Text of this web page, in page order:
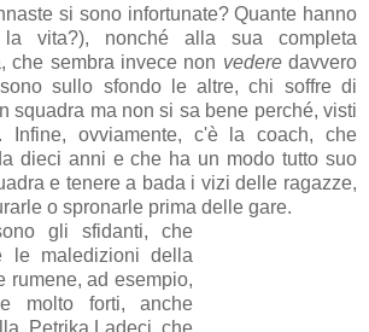
si sono infortunate? Quante hanno
la vita?), nonché alla sua completa
che sembra invece non vederedavvero
sullo sfondo le altre, chi soffre di
squadra ma non si sa bene perché, visti
Infine, ovviamente, c'è la coach, che
dieci anni e che ha un modo tutto suo
e tenere a bada i vizi delle ragazze,
o spronarle prima delle gare.
gli sfidanti, che
le maledizioni della
rumene, ad esempio,
molto forti, anche
Petrika Ladeci, che